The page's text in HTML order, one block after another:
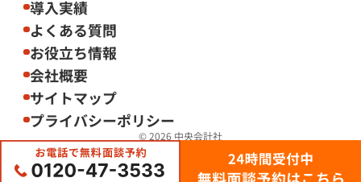
導入実績
よくある質問
お役立ち情報
会社概要
サイトマップ
プライバシーポリシー
© 2026 中央会計社